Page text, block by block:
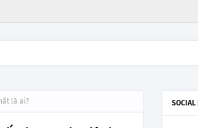
từ 1/4
là ai? SOCIAL